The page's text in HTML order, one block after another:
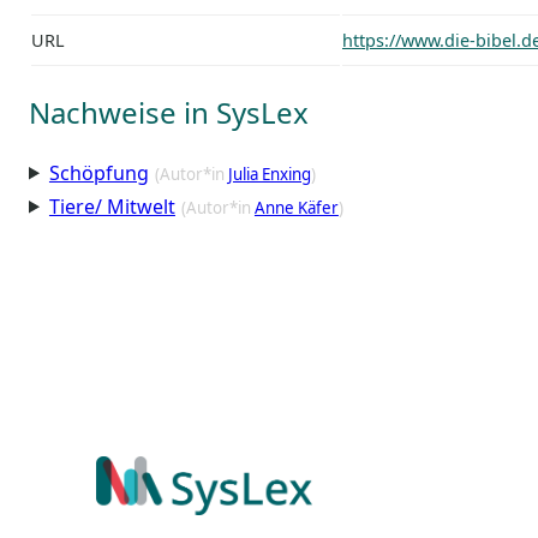
URL https://www.die-
Nachweise in SysLex
Schöpfung (Autor*in Julia Enxing)
Tiere/ Mitwelt (Autor*in Anne Käfer)